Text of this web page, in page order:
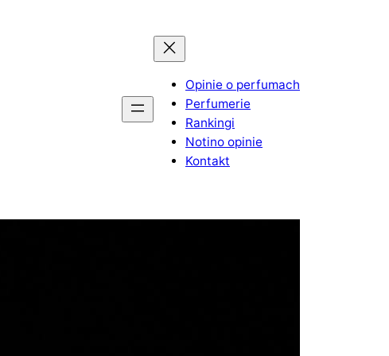
Opinie o perfumach
Perfumerie
Rankingi
Notino opinie
Kontakt